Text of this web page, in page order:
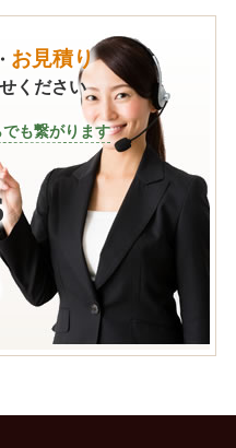
・ お見積り
ください
も繋がります